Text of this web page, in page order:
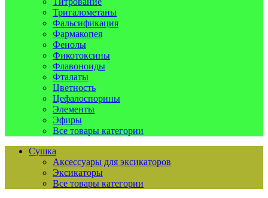
Тригалометаны
Фальсификация
Фармакопея
Фенолы
Фикотоксины
Флавоноиды
Фталаты
Цветность
Цефалоспорины
Элементы
Эфиры
Все товары категории
Сушка
Аксессуары для эксикаторов
Эксикаторы
Все товары категории